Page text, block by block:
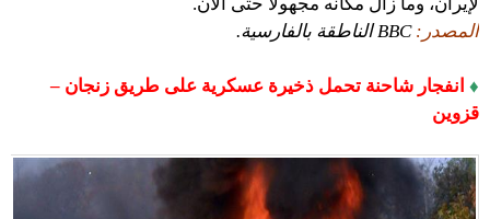
المصدر: BBC الناطقة بالفارسية.
♦ انفجار شاحنة تحمل ذخيرة عسكرية على طريق زنجان –
قزوين